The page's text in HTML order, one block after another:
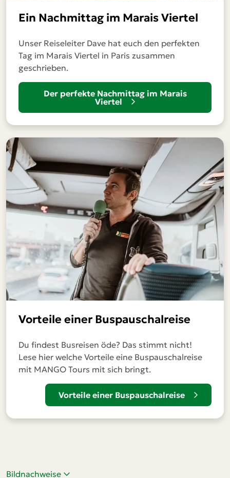
Ein Nachmittag im Marais Viertel
Unser Reiseleiter Dave hat euch den perfekten
Tag im Marais Viertel in Paris zusammen
geschrieben.
Der perfekte Nachmittag im Marais
Viertel
Vorteile einer Buspauschalreise
Du findest Busreisen öde? Das stimmt nicht!
Lese hier welche Vorteile eine Buspauschalreise
mit MANGO Tours mit sich bringt.
Vorteile einer Buspauschalreise
Bildnachweise